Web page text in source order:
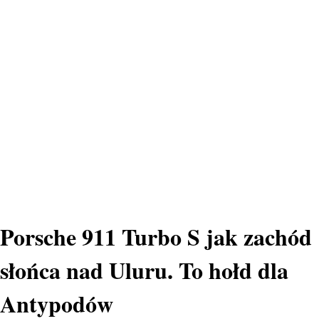
Porsche 911 Turbo S jak zachód
słońca nad Uluru. To hołd dla
Antypodów